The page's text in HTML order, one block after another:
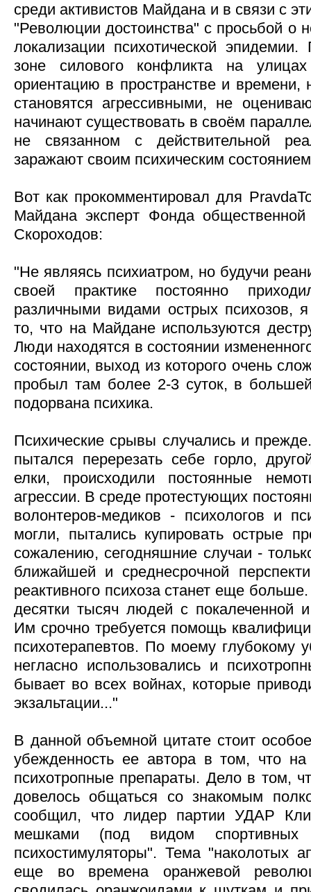
среди активистов Майдана и в связи с
"Революции достоинства" с просьбой о
локализации психотической
зоне силового конфликта на
ориентацию в пространстве и
становятся агрессивными, не
начинают существовать в своём
не связанном с действительной
заражают своим психическим
Вот как прокомментировал для
Майдана эксперт Фонда общественной
Скороходов:
"Не являясь психиатром, но будучи
своей практике постоянно
различными видами острых психозов,
то, что на Майдане используются
Люди находятся в состоянии
состоянии, выход из которого очень
пробыл там более 2-3 суток, в
подорвана психика.
Психические срывы случались и
пытался перерезать себе горло,
елки, происходили постоянные
агрессии. В среде протестующих
волонтеров-медиков - психологов и
могли, пытались купировать острые
сожалению, сегодняшние случаи -
ближайшей и среднесрочной
реактивного психоза станет еще
десятки тысяч людей с покалеченной
Им срочно требуется помощь
психотерапевтов. По моему глубокому
негласно использовались и
бывает во всех войнах, которые
экзальтации..."
В данной объемной цитате стоит
убежденность ее автора в том, что
психотропные препараты. Дело в том,
довелось общаться со знакомым
сообщил, что лидер партии УДАР
мешками (под видом спортивных
психостимуляторы". Тема "наколотых
еще во времена оранжевой